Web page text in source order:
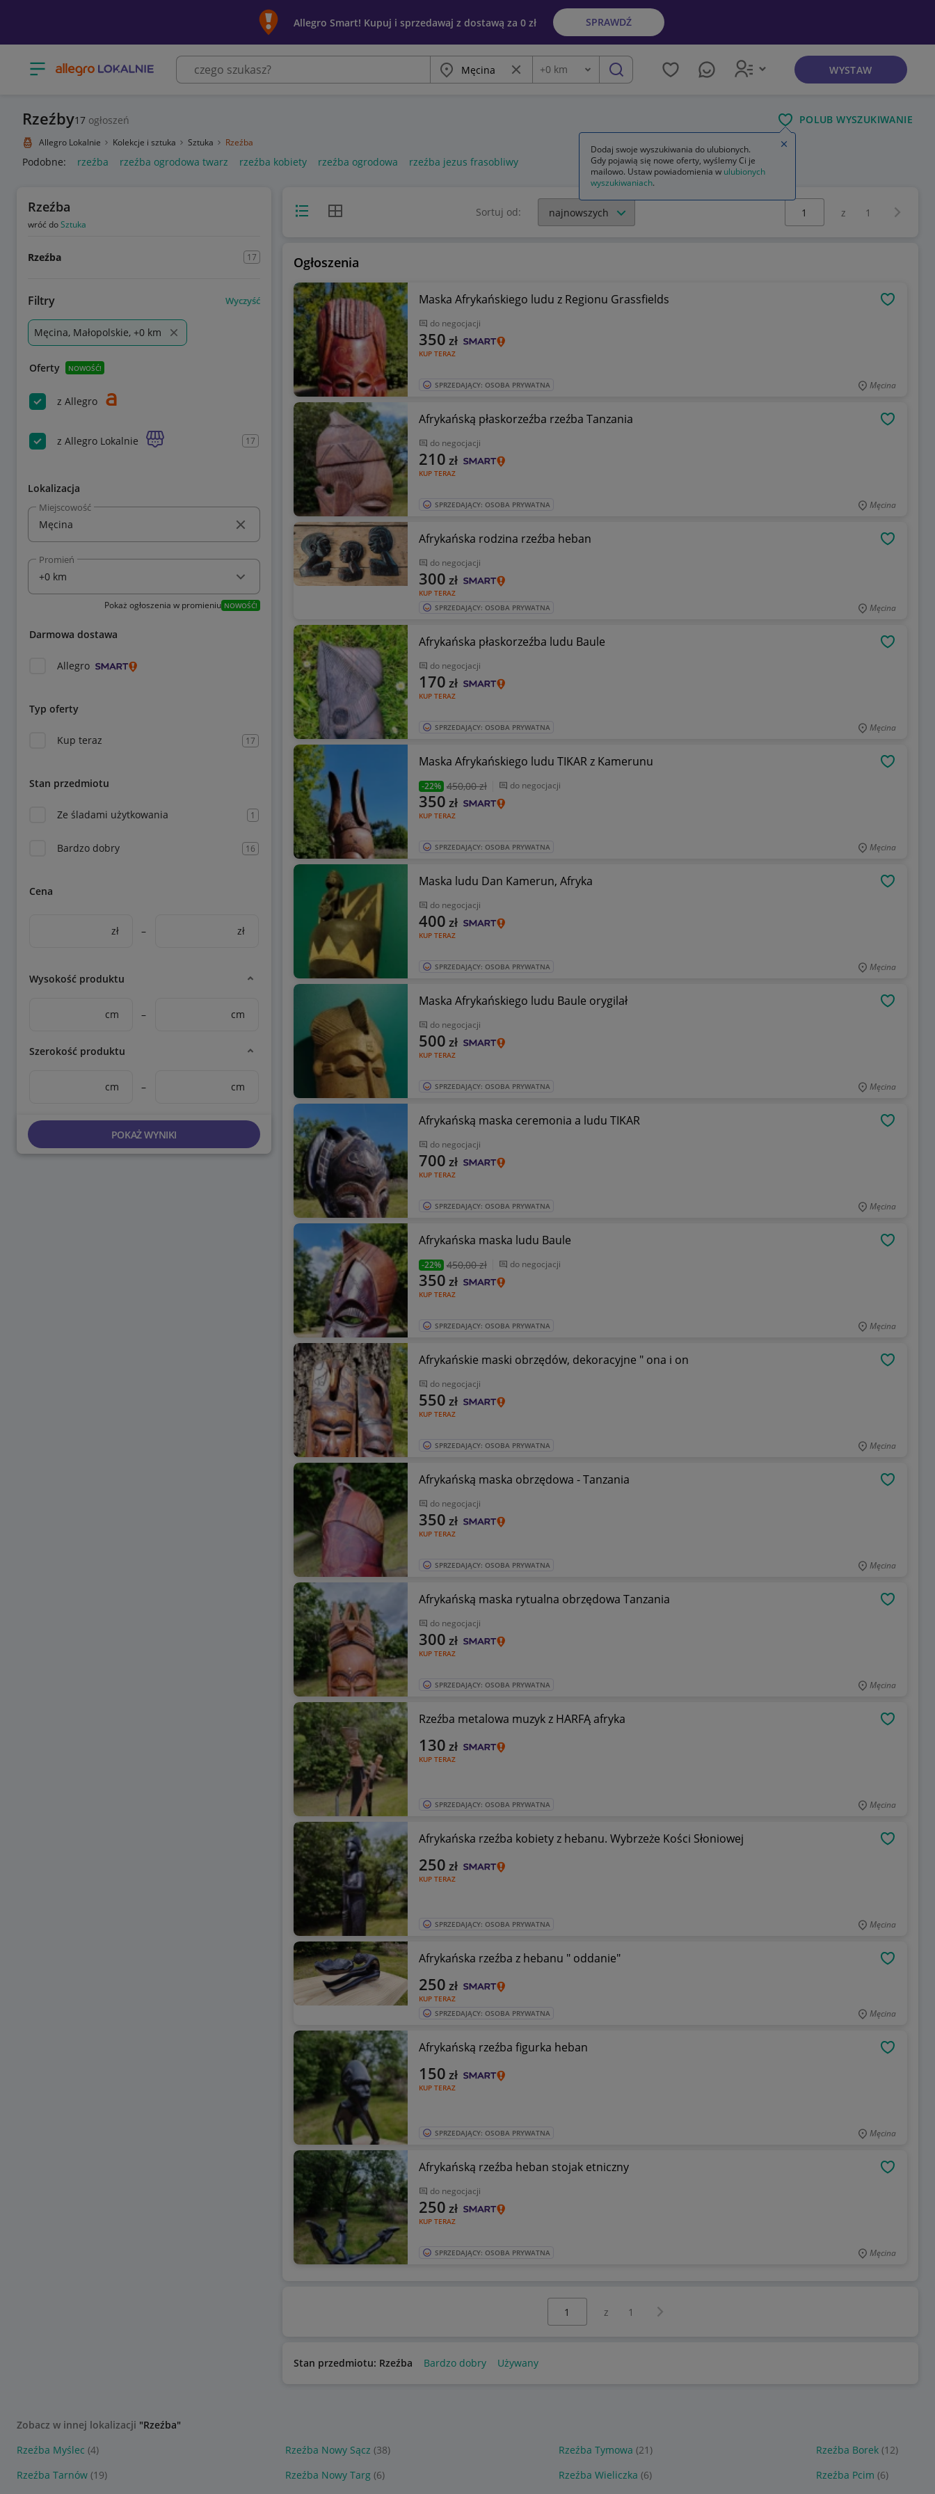
Allegro Smart! Kupuj i sprzedawaj z dostawą za 0 zł SPRAWDŹ
Otwórz menu z kategoriami Miasto Wyczyść frazę
Odległość
+0 km szukaj WYSTAW
Rzeźby17 ogłoszeń POLUB WYSZUKIWANIE
Allegro Lokalnie Kolekcje i sztuka Sztuka Rzeźba
Podobne: rzeźba rzeźba ogrodowa twarz rzeźba kobiety rzeźba ogrodowa rzeźba jezus frasobliwy
Rzeźba
wróć doSztuka
Rzeźba 17
Filtry Wyczyść
Męcina, Małopolskie, +0 km
Oferty NOWOŚĆ!
z Allegro
z Allegro Lokalnie 17
Lokalizacja
Miejscowość
Promień
Pokaż ogłoszenia w promieniu NOWOŚĆ!
Darmowa dostawa
Allegro
Typ oferty
Kup teraz 17
Stan przedmiotu
Ze śladami użytkowania 1
Bardzo dobry 16
Cena
zł – zł
Wysokość produktu
cm – cm
Szerokość produktu
cm – cm
POKAŻ WYNIKI
Widok listyWidok siatki Sortuj od:
Wybierz stronę:
z 1
Ogłoszenia
Maska Afrykańskiego ludu z Regionu Grassfields
do negocjacji
KUP TERAZ
350 zł
SPRZEDAJĄCY: OSOBA PRYWATNA Męcina
Afrykańską płaskorzeźba rzeźba Tanzania
do negocjacji
KUP TERAZ
210 zł
SPRZEDAJĄCY: OSOBA PRYWATNA Męcina
Afrykańska rodzina rzeźba heban
do negocjacji
KUP TERAZ
300 zł
SPRZEDAJĄCY: OSOBA PRYWATNA Męcina
Afrykańska płaskorzeźba ludu Baule
do negocjacji
KUP TERAZ
170 zł
SPRZEDAJĄCY: OSOBA PRYWATNA Męcina
Maska Afrykańskiego ludu TIKAR z Kamerunu
-22% 450,00 zł do negocjacji
KUP TERAZ
350 zł
SPRZEDAJĄCY: OSOBA PRYWATNA Męcina
Maska ludu Dan Kamerun, Afryka
do negocjacji
KUP TERAZ
400 zł
SPRZEDAJĄCY: OSOBA PRYWATNA Męcina
Maska Afrykańskiego ludu Baule orygilał
do negocjacji
KUP TERAZ
500 zł
SPRZEDAJĄCY: OSOBA PRYWATNA Męcina
Afrykańską maska ceremonia a ludu TIKAR
do negocjacji
KUP TERAZ
700 zł
SPRZEDAJĄCY: OSOBA PRYWATNA Męcina
Afrykańska maska ludu Baule
-22% 450,00 zł do negocjacji
KUP TERAZ
350 zł
SPRZEDAJĄCY: OSOBA PRYWATNA Męcina
Afrykańskie maski obrzędów, dekoracyjne " ona i on
do negocjacji
KUP TERAZ
550 zł
SPRZEDAJĄCY: OSOBA PRYWATNA Męcina
Afrykańską maska obrzędowa - Tanzania
do negocjacji
KUP TERAZ
350 zł
SPRZEDAJĄCY: OSOBA PRYWATNA Męcina
Afrykańską maska rytualna obrzędowa Tanzania
do negocjacji
KUP TERAZ
300 zł
SPRZEDAJĄCY: OSOBA PRYWATNA Męcina
Rzeźba metalowa muzyk z HARFĄ afryka
KUP TERAZ
130 zł
SPRZEDAJĄCY: OSOBA PRYWATNA Męcina
Afrykańska rzeźba kobiety z hebanu. Wybrzeże Kości Słoniowej
KUP TERAZ
250 zł
SPRZEDAJĄCY: OSOBA PRYWATNA Męcina
Afrykańska rzeźba z hebanu " oddanie"
KUP TERAZ
250 zł
SPRZEDAJĄCY: OSOBA PRYWATNA Męcina
Afrykańską rzeźba figurka heban
KUP TERAZ
150 zł
SPRZEDAJĄCY: OSOBA PRYWATNA Męcina
Afrykańską rzeźba heban stojak etniczny
do negocjacji
KUP TERAZ
250 zł
SPRZEDAJĄCY: OSOBA PRYWATNA Męcina
z 1 Następna strona
Stan przedmiotu: Rzeźba Bardzo dobry Używany
Zobacz w innej lokalizacji "Rzeźba"
Rzeźba Myślec (4) Rzeźba Nowy Sącz (38) Rzeźba Tymowa (21) Rzeźba Borek (12)
Rzeźba Tarnów (19) Rzeźba Nowy Targ (6) Rzeźba Wieliczka (6) Rzeźba Pcim (6)
Dodaj swoje wyszukiwania do ulubionych.
Gdy pojawią się nowe oferty, wyślemy Ci je
mailowo. Ustaw powiadomienia w ulubionych
wyszukiwaniach.
Zamknij wskazówkę